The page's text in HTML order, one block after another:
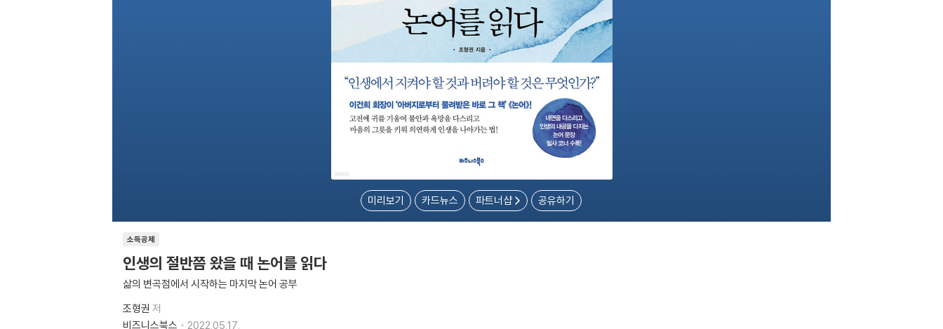
미리보기 카드뉴스 파트너샵 공유하기
소득공제
인생의 절반쯤 왔을 때 논어를 읽다
삶의 변곡점에서 시작하는 마지막 논어 공부
조형권 저
비즈니스북스
2022.05.17.